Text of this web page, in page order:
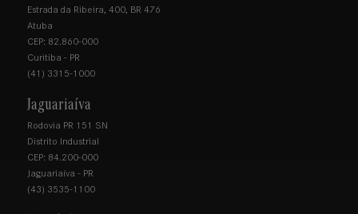
Estrada da Ribeira, 400, BR 476
Atuba
CEP: 82.860-000
Curitiba - PR
(41) 3315-1000
Jaguariaíva
Rodovia PR 151 SN
Distrito Industrial
CEP: 84.200-000
Jaguariaíva - PR
(43) 3535-1100